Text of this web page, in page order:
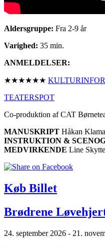
Aldersgruppe: Fra 2-9 år
Varighed: 35 min.
ANMELDELSER:
★★★★★★
TEATERSPOT
Co-produktion af CAT
MANUSKRIPT Håkan
INSTRUKTION &
MEDVIRKENDE Line
Køb Billet
Brødrene
24. september 2026 - 21.